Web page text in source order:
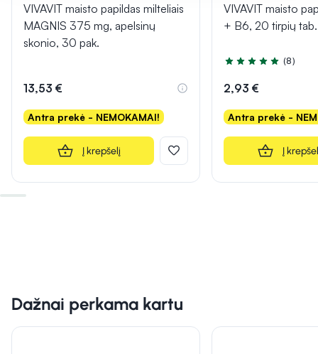
VIVAVIT maisto papildas milteliais
MAGNIS 375 mg, apelsinų
skonio, 30 pak.
13,53 €
Antra prekė - NEMOKAMAI!
Į krepšelį
VIVAVIT maisto
+ B6, 20 tirpių tab.
Įvertinimas 4.9 iš 5
(8)
2,93 €
Antra prekė -
Į
Dažnai perkama kartu